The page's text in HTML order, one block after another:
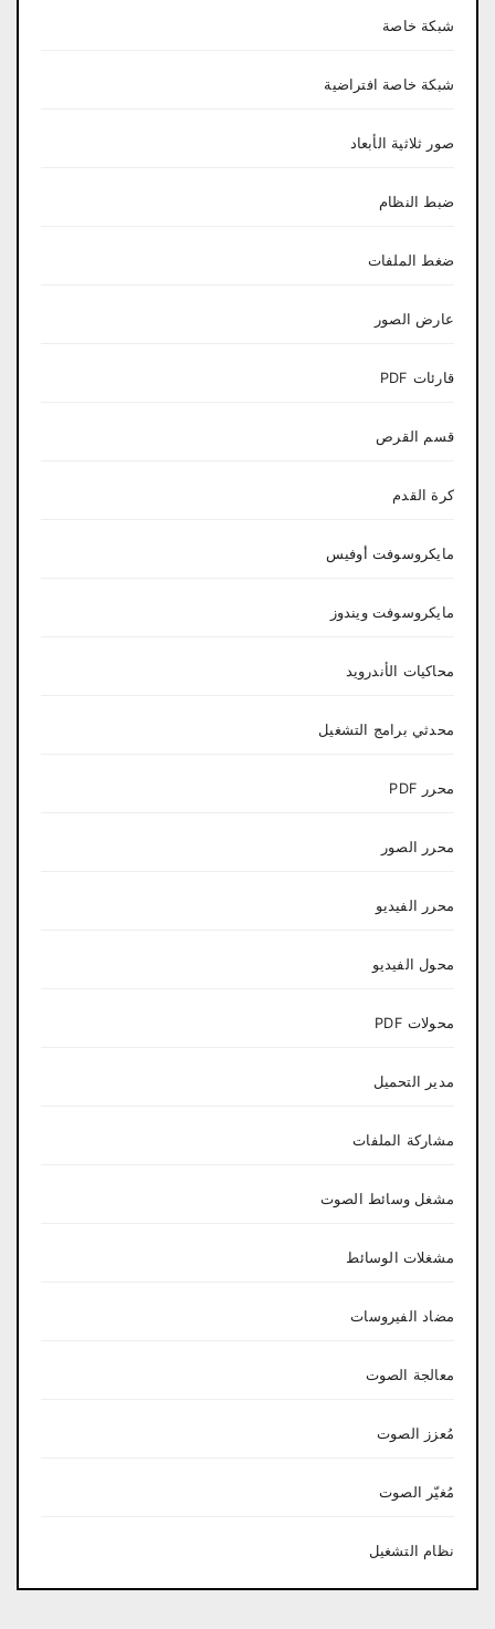
شبكة خاصة
شبكة خاصة افتراضية
صور ثلاثية الأبعاد
ضبط النظام
ضغط الملفات
عارض الصور
قارئات PDF
قسم القرص
كرة القدم
مايكروسوفت أوفيس
مايكروسوفت ويندوز
محاكيات الأندرويد
محدثي برامج التشغيل
محرر PDF
محرر الصور
محرر الفيديو
محول الفيديو
محولات PDF
مدير التحميل
مشاركة الملفات
مشغل وسائط الصوت
مشغلات الوسائط
مضاد الفيروسات
معالجة الصوت
مُعزز الصوت
مُغيّر الصوت
نظام التشغيل